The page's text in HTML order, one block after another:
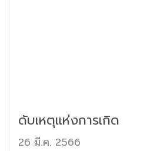
ดับเหตุแห่งการเกิด
26 มี.ค. 2566